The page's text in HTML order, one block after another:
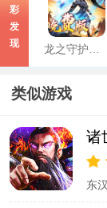
彩
发
现
龙之守护（三国免费版）官方版
类似游戏
东